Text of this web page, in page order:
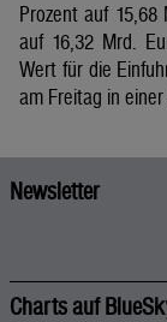
Prozent auf
auf 16,32 Mrd.
Wert für die
am Freitag in
Newsletter
Charts auf